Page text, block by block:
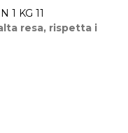
1 KG 11
resa, rispetta i